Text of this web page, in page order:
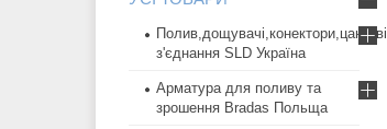
Полив,дощувачі,конектори,цангові
з'єднання SLD Україна
Арматура для поливу та
зрошення Bradas Польща